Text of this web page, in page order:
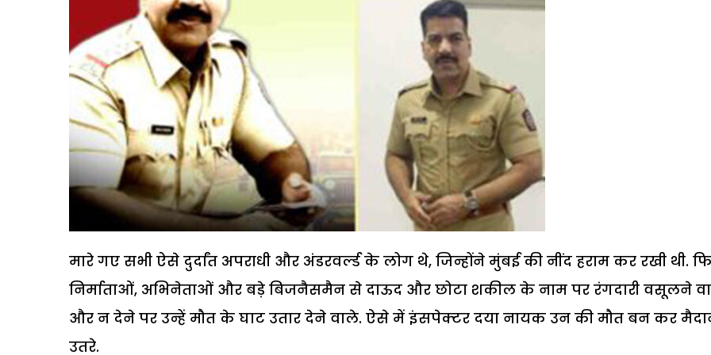
मारे गए सभी ऐसे दुर्दांत अपराधी और अंडरवर्ल्ड के लोग थे, जिन्होंने मुंबई की नींद हराम कर रखी थी.
निर्माताओं, अभिनेताओं और बड़े बिजनैसमैन से दाऊद और छोटा शकील के नाम पर रंगदारी वसूलने
और न देने पर उन्हें मौत के घाट उतार देने वाले. ऐसे में इंसपेक्टर दया नायक उन की मौत बन कर
उतरे.